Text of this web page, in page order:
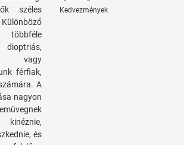
széles
többféle
vagy
férfiak,
A
nagyon
és
Kedvezmények